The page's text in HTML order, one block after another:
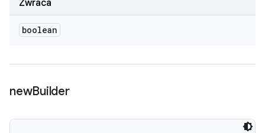
Zwraca
boolean
newBuilder